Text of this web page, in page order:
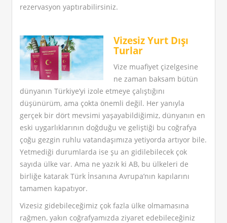
rezervasyon yaptırabilirsiniz.
Vizesiz Yurt Dışı
Turlar
Vize muafiyet çizelgesine
ne zaman baksam bütün
dünyanın Türkiye’yi izole etmeye çalıştığını
düşünürüm, ama çokta önemli değil. Her yanıyla
gerçek bir dört mevsimi yaşayabildiğimiz, dünyanın en
eski uygarlıklarının doğduğu ve geliştiği bu coğrafya
çoğu gezgin ruhlu vatandaşımıza yetiyorda artıyor bile.
Yetmediği durumlarda ise şu an gidilebilecek çok
sayıda ülke var. Ama ne yazık ki AB, bu ülkeleri de
birliğe katarak Türk İnsanına Avrupa’nın kapılarını
tamamen kapatıyor.
Vizesiz gidebileceğimiz çok fazla ülke olmamasına
rağmen, yakın coğrafyamızda ziyaret edebileceğiniz